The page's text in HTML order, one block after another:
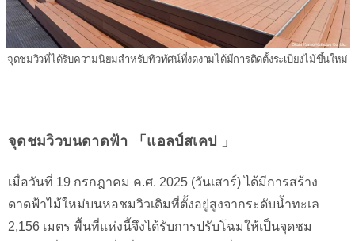
จุดชมวิวที่ได้รับความนิยมสำหรับทิวทัศน์ที่งดงามได้มีการติดตั้งระเบียงไม้ขึ้นใหม่
จุดชมวิวบนดาดฟ้า 「แอลป์สเคป 」
เมื่อวันที่ 19 กรกฎาคม ค.ศ. 2025 (วันเสาร์) ได้มีการสร้าง
ดาดฟ้าไม้ใหม่บนหอชมวิวเดิมที่ตั้งอยู่สูงจากระดับน้ำทะเล
2,156 เมตร พื้นที่แห่งนี้จึงได้รับการปรับโฉมให้เป็นจุดชม